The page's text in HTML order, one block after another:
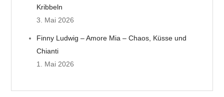
Kribbeln
3. Mai 2026
Finny Ludwig – Amore Mia – Chaos, Küsse und
Chianti
1. Mai 2026